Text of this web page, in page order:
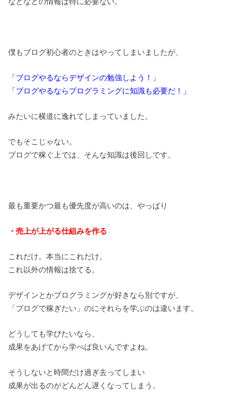
僕もブログ初心者のときはやってしまいましたが、
「ブログやるならデザインの勉強しよう！」
「ブログやるならプログラミングに知識も必要だ！」
みたいに横道に逸れてしまっていました。
でもそこじゃない。
ブログで稼ぐ上では、そんな知識は後回しです。
最も重要かつ最も優先度が高いのは、やっぱり
・売上が上がる仕組みを作る
これだけ。本当にこれだけ。
これ以外の情報は捨てる。
デザインとかプログラミングが好きなら別ですが、
「ブログで稼ぎたい」のにそれらを学ぶのは違います。
どうしても学びたいなら、
成果をあげてから学べば良いんですよね。
そうしないと時間だけ過ぎ去ってしまい
成果が出るのがどんどん遅くなってしまう。